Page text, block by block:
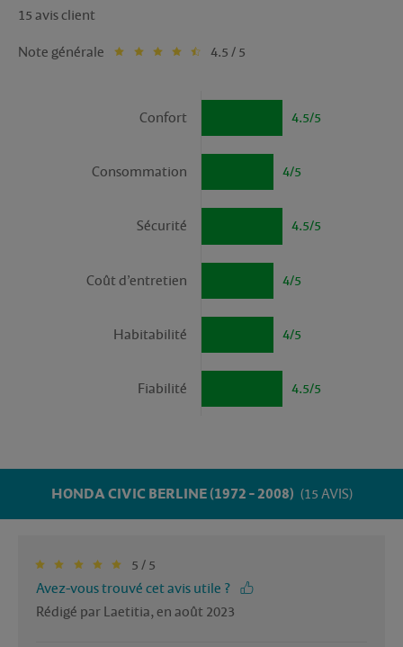
15 avis client
Note générale 4.5 / 5
4.5/5
Confort
4/5
Consommation
4.5/5
Sécurité
4/5
Coût d’entretien
4/5
Habitabilité
4.5/5
Fiabilité
HONDA CIVIC BERLINE (1972 - 2008) (15 AVIS)
5 / 5
Avez-vous trouvé cet avis utile ?
Rédigé par Laetitia, en août 2023